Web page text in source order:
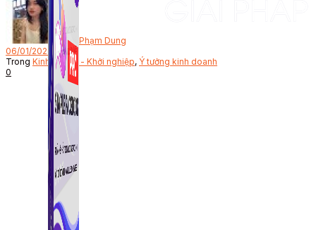
Bởi Phạm Dung
06/01/2023
Trong Kinh doanh - Khởi nghiệp, Ý tưởng kinh doanh
0